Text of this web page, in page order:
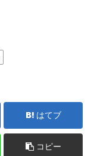
はてブ
コピー